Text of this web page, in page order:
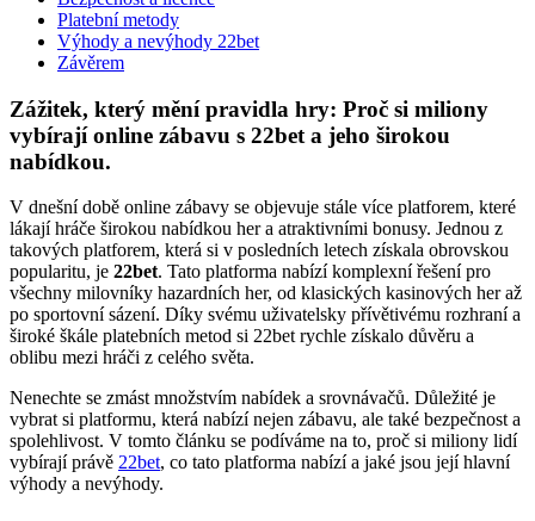
Zážitek, který mění pravidla hry: Proč si miliony
vybírají online zábavu s 22bet a jeho širokou
V dnešní době online zábavy se objevuje stále více platforem, které
lákají hráče širokou nabídkou her a atraktivními bonusy. Jednou z
takových platforem, která si v posledních letech získala obrovskou
popularitu, je22bet
. Tato platforma nabízí komplexní řešení pro
všechny milovníky hazardních her, od klasických kasinových her až
po sportovní sázení. Díky svému uživatelsky přívětivému rozhraní a
široké škále platebních metod si 22bet rychle získalo důvěru a
oblibu mezi hráči z celého světa.
Nenechte se zmást množstvím nabídek a srovnávačů. Důležité je
vybrat si platformu, která nabízí nejen zábavu, ale také bezpečnost a
spolehlivost. V tomto článku se podíváme na to, proč si miliony lidí
vybírají právě
22bet
, co tato platforma nabízí a jaké jsou její hlavní
výhody a nevýhody.
Co je 22bet a co nabízí?